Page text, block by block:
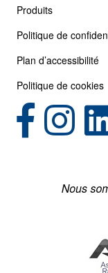
Produits
Politique de
Plan d’accessibilité
Politique de cookies
(opens in new tab)
(opens in new